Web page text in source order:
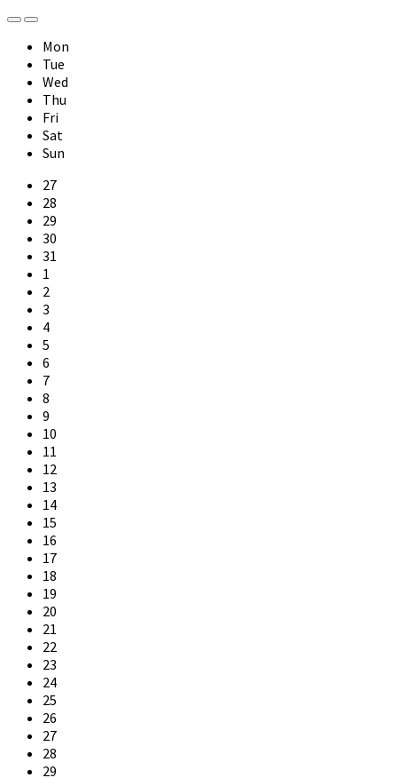
Previous
Month
Next
Month
Mon
Tue
Wed
Thu
Fri
Sat
Sun
Skip
calendar
days
27
28
29
30
31
1
2
3
4
5
6
7
8
9
10
11
12
13
14
15
16
17
18
19
20
21
22
23
24
25
26
27
28
29